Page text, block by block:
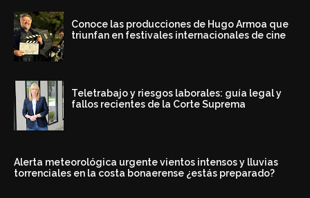
Conoce las producciones de Hugo Armoa que
triunfan en festivales internacionales de cine
Teletrabajo y riesgos laborales: guía legal y
fallos recientes de la Corte Suprema
Alerta meteorológica urgente vientos intensos y lluvias
torrenciales en la costa bonaerense ¿estás preparado?